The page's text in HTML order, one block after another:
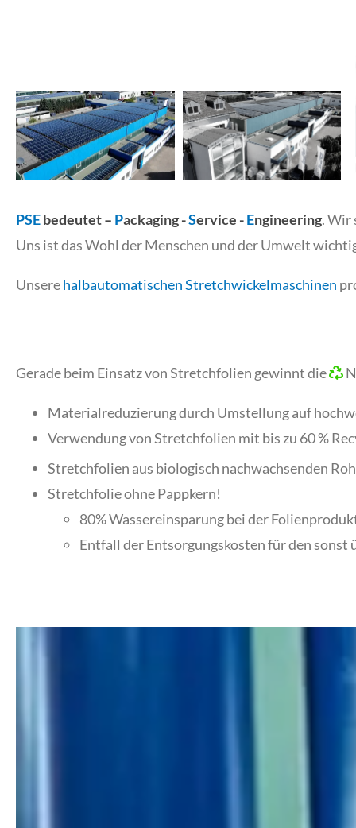
PSEbedeutet – Packaging -Service -Engineering. Wir
Uns ist das Wohl der Menschen und der Umwelt
Unserehalbautomatischen Stretchwickelmaschinen
Gerade beim Einsatz von Stretchfolien gewinnt die
Materialreduzierung durch Umstellung auf
Verwendung von Stretchfolien mit bis zu 60 %
Stretchfolien aus biologisch nachwachsenden
Stretchfolie ohne Pappkern!
80% Wassereinsparung bei der
Entfall der Entsorgungskosten für den sonst